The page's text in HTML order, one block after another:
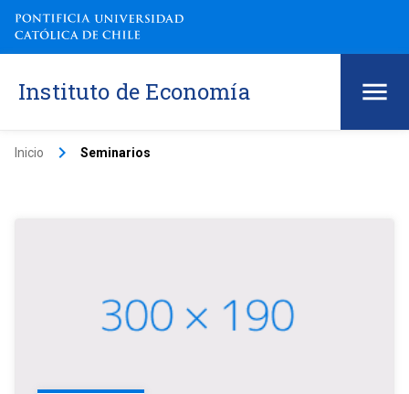
Instituto de Economía
Inicio keyboard_arrow_right Seminarios